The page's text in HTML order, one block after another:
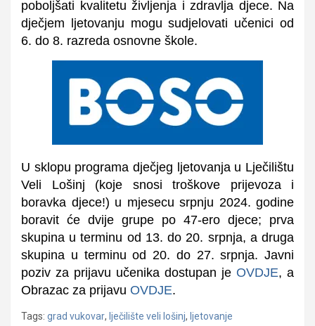
poboljšati kvalitetu življenja i zdravlja djece. Na
dječjem ljetovanju mogu sudjelovati učenici od
6. do 8. razreda osnovne škole.
U sklopu programa dječjeg ljetovanja u Lječilištu
Veli Lošinj (koje snosi troškove prijevoza i
boravka djece!) u mjesecu srpnju 2024. godine
boravit će dvije grupe po 47-ero djece; prva
skupina u terminu od 13. do 20. srpnja, a druga
skupina u terminu od 20. do 27. srpnja. Javni
poziv za prijavu učenika dostupan je OVDJE, a
Obrazac za prijavu OVDJE.
Tags: grad vukovar, lječilište veli lošinj, ljetovanje